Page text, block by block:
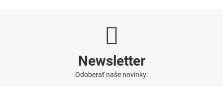
Newsletter
Odoberať naše novinky: